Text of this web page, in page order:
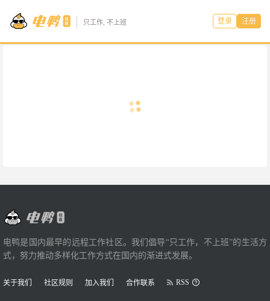
只工作, 不上班 登录 注册
电鸭是国内最早的远程工作社区。我们倡导“只工作，不上班”的生活方
式，努力推动多样化工作方式在国内的渐进式发展。
关于我们 社区规则 加入我们 合作联系 RSS